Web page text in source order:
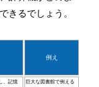
きるでしょう。
例え
、記憶
巨大な図書館で例える